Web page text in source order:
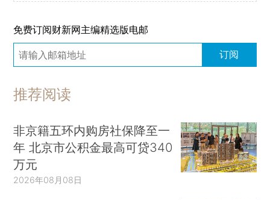
免费订阅财新网主编精选版电邮
订阅
推荐阅读
非京籍五环内购房社保降至一
年 北京市公积金最高可贷340
万元
2026年08月08日